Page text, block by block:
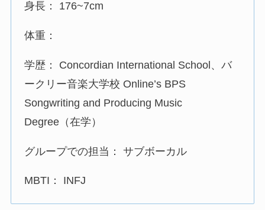
身長： 176~7cm
体重：
学歴： Concordian International School、バ
ークリー音楽大学校 Online’s BPS
Songwriting and Producing Music
Degree（在学）
グループでの担当： サブボーカル
MBTI： INFJ